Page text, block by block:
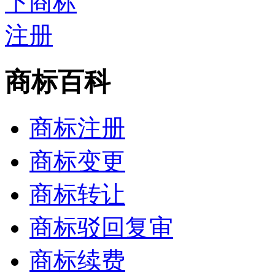
商标百科
商标注册
商标变更
商标转让
商标驳回复审
商标续费